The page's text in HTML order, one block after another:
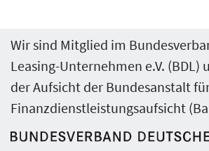
Wir sind Mitglied im
Leasing-Unternehmen e.V. (BDL)
der Aufsicht der Bundesanstalt
Finanzdienstleistungsaufsicht